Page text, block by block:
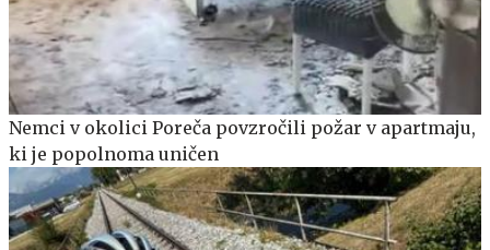
Nemci v okolici Poreča povzročili požar v apartmaju,
ki je popolnoma uničen